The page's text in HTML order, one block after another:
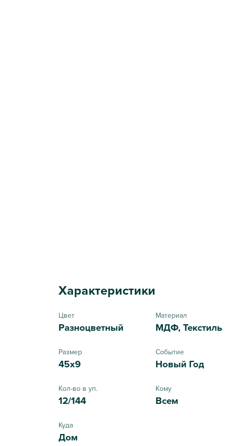
Характеристики
Цвет
Разноцветный
Материал
МДФ, Текстиль
Размер
45x9
Событие
Новый Год
Кол-во в уп.
12/144
Кому
Всем
Куда
Дом